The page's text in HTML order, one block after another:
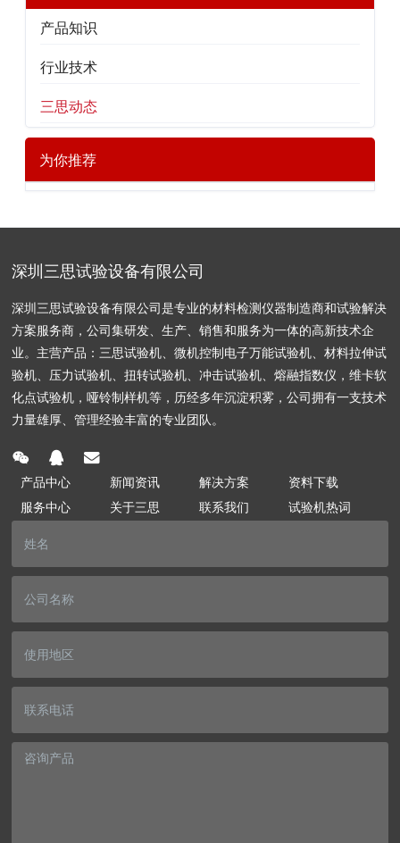
产品知识
行业技术
三思动态
为你推荐
深圳三思试验设备有限公司
深圳三思试验设备有限公司是专业的材料检测仪器制造商和试验解决
方案服务商，公司集研发、生产、销售和服务为一体的高新技术企
业。主营产品：三思试验机、微机控制电子万能试验机、材料拉伸试
验机、压力试验机、扭转试验机、冲击试验机、熔融指数仪，维卡软
化点试验机，哑铃制样机等，历经多年沉淀积雾，公司拥有一支技术
力量雄厚、管理经验丰富的专业团队。
产品中心 新闻资讯 解决方案
资料下载
服务中心
关于三思 联系我们 试验机热词